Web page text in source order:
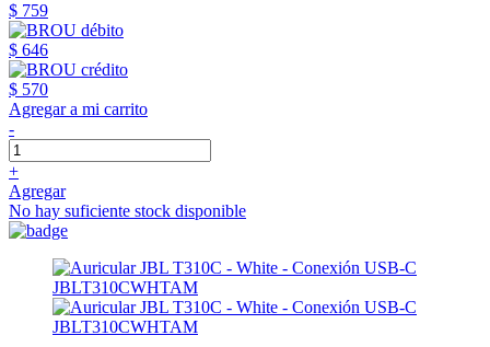
$ 759
$ 646
$ 570
Agregar a mi carrito
-
+
Agregar
No hay suficiente stock disponible